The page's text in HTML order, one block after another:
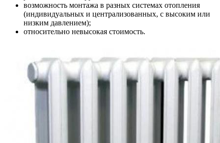
возможность монтажа в разных системах отопления
(индивидуальных и централизованных, с высоким или
низким давлением);
относительно невысокая стоимость.